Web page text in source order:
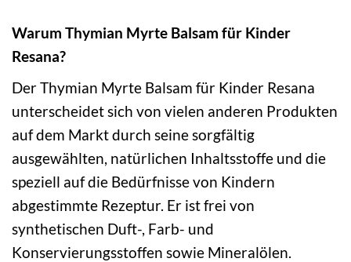
Warum Thymian Myrte Balsam für Kinder
Resana?
Der Thymian Myrte Balsam für Kinder Resana
unterscheidet sich von vielen anderen Produkten
auf dem Markt durch seine sorgfältig
ausgewählten, natürlichen Inhaltsstoffe und die
speziell auf die Bedürfnisse von Kindern
abgestimmte Rezeptur. Er ist frei von
synthetischen Duft-, Farb- und
Konservierungsstoffen sowie Mineralölen.